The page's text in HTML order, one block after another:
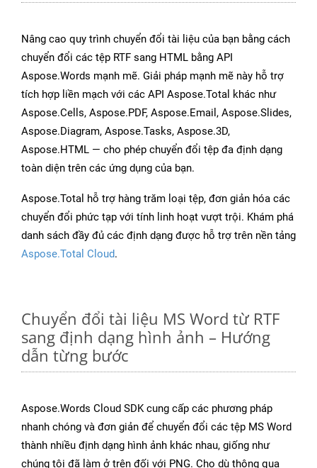
Nâng cao quy trình chuyển đổi tài liệu của bạn bằng cách
chuyển đổi các tệp RTF sang HTML bằng API
Aspose.Words mạnh mẽ. Giải pháp mạnh mẽ này hỗ trợ
tích hợp liền mạch với các API Aspose.Total khác như
Aspose.Cells, Aspose.PDF, Aspose.Email, Aspose.Slides,
Aspose.Diagram, Aspose.Tasks, Aspose.3D,
Aspose.HTML — cho phép chuyển đổi tệp đa định dạng
toàn diện trên các ứng dụng của bạn.
Aspose.Total hỗ trợ hàng trăm loại tệp, đơn giản hóa các
chuyển đổi phức tạp với tính linh hoạt vượt trội. Khám phá
danh sách đầy đủ các định dạng được hỗ trợ trên nền tảng
Aspose.Total Cloud.
Chuyển đổi tài liệu MS Word từ RTF
sang định dạng hình ảnh – Hướng
dẫn từng bước
Aspose.Words Cloud SDK cung cấp các phương pháp
nhanh chóng và đơn giản để chuyển đổi các tệp MS Word
thành nhiều định dạng hình ảnh khác nhau, giống như
chúng tôi đã làm ở trên đối với PNG. Cho dù thông qua